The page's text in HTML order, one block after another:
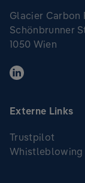
Glacier Carbon
Schönbrunner
1050 Wien
Externe Links
Trustpilot
Whistleblowing